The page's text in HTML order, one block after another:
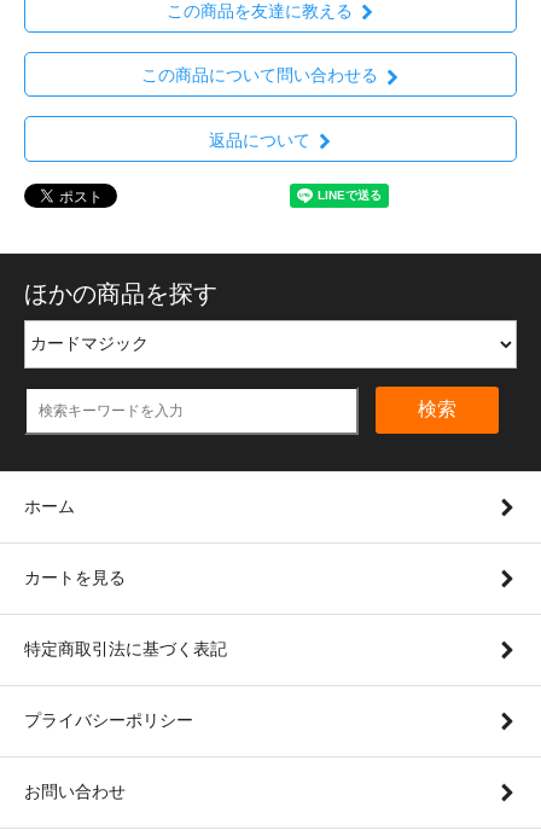
この商品を友達に教える
この商品について問い合わせる
返品について
ほかの商品を探す
検索
ホーム
カートを見る
特定商取引法に基づく表記
プライバシーポリシー
お問い合わせ